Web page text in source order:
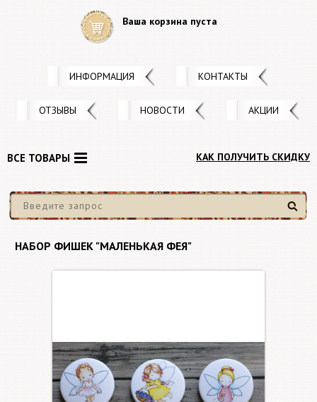
Ваша корзина пуста
ИНФОРМАЦИЯ КОНТАКТЫ
ОТЗЫВЫ НОВОСТИ АКЦИИ
КАК ПОЛУЧИТЬ СКИДКУ
Найти
ВСЕ ТОВАРЫ
НАБОР ФИШЕК "МАЛЕНЬКАЯ ФЕЯ"